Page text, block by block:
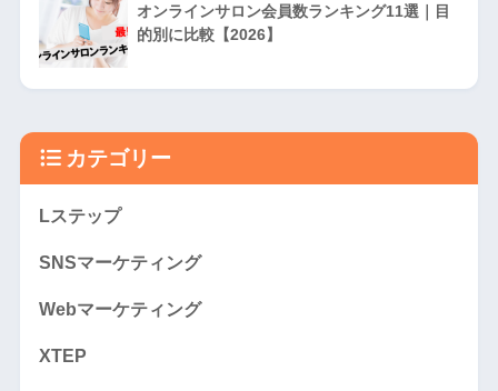
オンラインサロン会員数ランキング11選｜目
的別に比較【2026】
カテゴリー
Lステップ
SNSマーケティング
Webマーケティング
XTEP